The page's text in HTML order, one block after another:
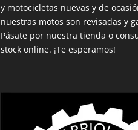
y motocicletas nuevas y de
nuestras motos son revisadas y
Pásate por nuestra tienda o
stock online. ¡Te esperamos!